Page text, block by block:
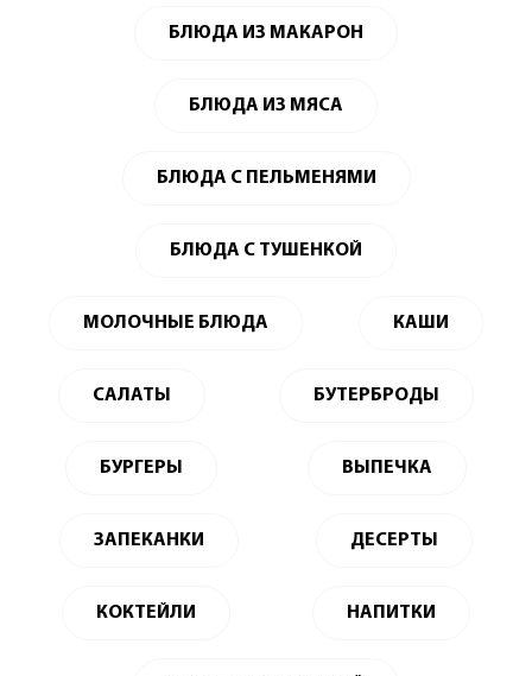
БЛЮДА ИЗ МАКАРОН
БЛЮДА ИЗ МЯСА
БЛЮДА С ПЕЛЬМЕНЯМИ
БЛЮДА С ТУШЕНКОЙ
МОЛОЧНЫЕ БЛЮДА КАШИ
САЛАТЫ БУТЕРБРОДЫ
БУРГЕРЫ ВЫПЕЧКА
ЗАПЕКАНКИ ДЕСЕРТЫ
КОКТЕЙЛИ НАПИТКИ